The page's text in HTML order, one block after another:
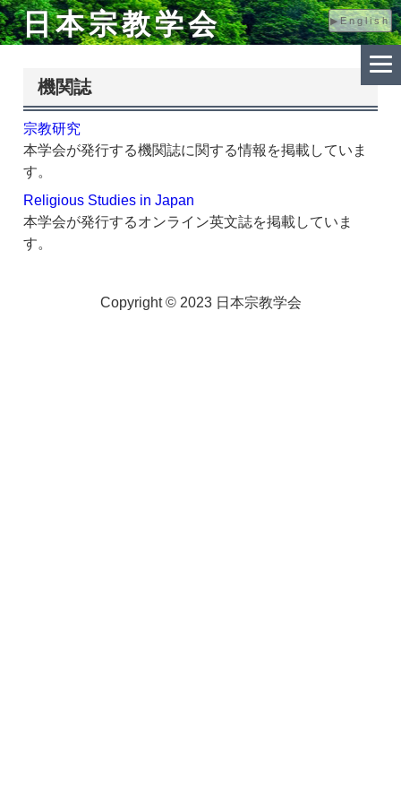
日本宗教学会 ▶English
機関誌
宗教研究
本学会が発行する機関誌に関する情報を掲載していま
す。
Religious Studies in Japan
本学会が発行するオンライン英文誌を掲載していま
す。
Copyright © 2023 日本宗教学会